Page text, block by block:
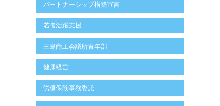
パートナーシップ構築宣言
若者活躍支援
三島商工会議所青年部
健康経営
労働保険事務委託